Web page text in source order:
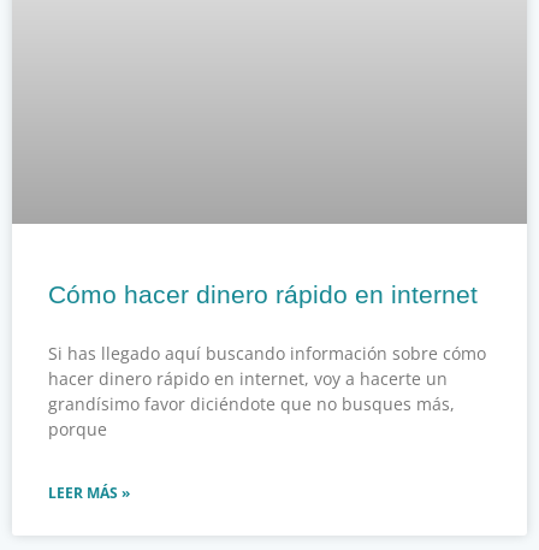
Cómo hacer dinero rápido en internet
Si has llegado aquí buscando información sobre cómo
hacer dinero rápido en internet, voy a hacerte un
grandísimo favor diciéndote que no busques más,
porque
LEER MÁS »